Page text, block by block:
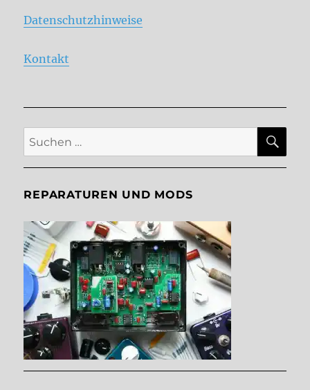
Datenschutzhinweise
Kontakt
Suche
nach:
REPARATUREN UND MODS